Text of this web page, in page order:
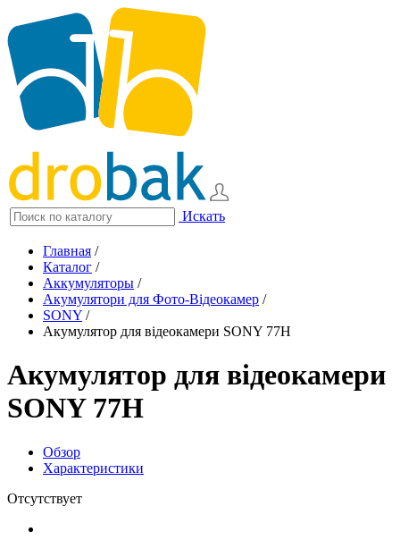
Искать
Главная /
Каталог /
Аккумуляторы /
Акумулятори для Фото-Відеокамер /
SONY /
Акумулятор для відеокамери SONY 77H
Акумулятор для відеокамери
SONY 77H
Обзор
Характеристики
Отсутствует